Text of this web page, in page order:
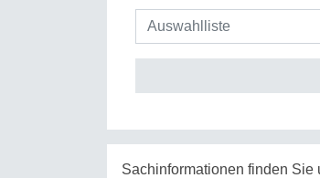
Sachinformationen finden Sie